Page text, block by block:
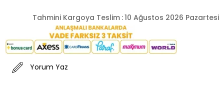
Tahmini Kargoya Teslim :10 Ağustos 2026 Pazartesi
Yorum Yaz